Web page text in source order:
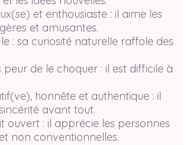
et enthousiaste : il aime les
et amusantes.
: sa curiosité naturelle raffole des
peur de le choquer : il est difficile à
honnête et authentique : il
avant tout.
ouvert : il apprécie les personnes
non conventionnelles.